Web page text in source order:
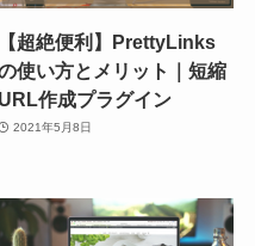
【超絶便利】PrettyLinks
使い方とメリット｜短縮
URL作成プラグイン
2021年5月8日